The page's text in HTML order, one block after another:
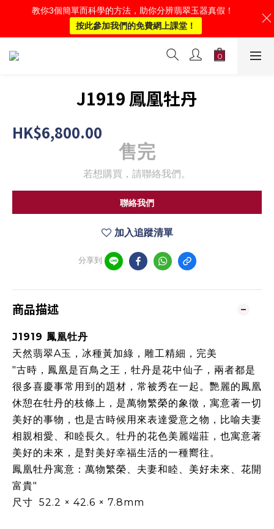
J1919 鳳凰牡丹
HK$6,800.00
售完
若想購買，請聯絡我們。
聯絡我們
加入追蹤清單
分享到
商品描述
J1919 鳳凰牡丹
天然翡翠A玉，冰種黃加綠，雕工精細，完美
"古時，鳳凰是百鳥之王，牡丹是花中仙子，兩者都是
很多喜慶事常用到的題材，常被秀在一起。艷麗的鳳凰
休憩在牡丹的枝條上，是萬物繁榮的象徵，寓意著一切
美好的事物，也是古時候用來表達愛意之物，比喻夫妻
相親相愛、和睦長久。牡丹的花色美麗端莊，也寓意著
美好的未來，是對美好幸福生活的一種嚮往。
鳳凰牡丹寓意：萬物繁榮、夫妻和睦、美好未來、花開
富貴"
尺寸 52.2 × 42.6 × 7.8mm
教你3個簡單而科學的方法，助你分辨翡翠玉器真假！
按此參加我們的免費網上課堂！